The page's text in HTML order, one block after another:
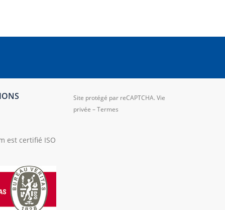
est certifié ISO
Site protégé par reCAPTCHA.Vie
privée –Termes